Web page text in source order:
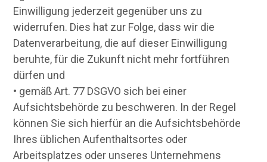
Einwilligung jederzeit gegenüber uns zu
widerrufen. Dies hat zur Folge, dass wir die
Datenverarbeitung, die auf dieser Einwilligung
beruhte, für die Zukunft nicht mehr fortführen
dürfen und
• gemäß Art. 77 DSGVO sich bei einer
Aufsichtsbehörde zu beschweren. In der Regel
können Sie sich hierfür an die Aufsichtsbehörde
Ihres üblichen Aufenthaltsortes oder
Arbeitsplatzes oder unseres Unternehmens